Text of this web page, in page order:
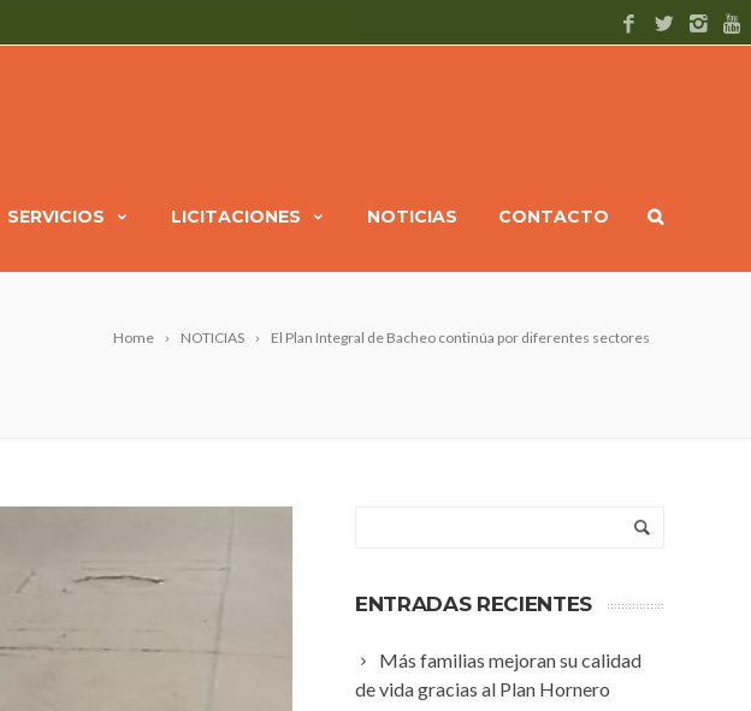
SERVICIOS LICITACIONES NOTICIAS CONTACTO
Home NOTICIAS El Plan Integral de Bacheo continúa por diferentes sectores
ENTRADAS RECIENTES
Más familias mejoran su calidad
de vida gracias al Plan Hornero